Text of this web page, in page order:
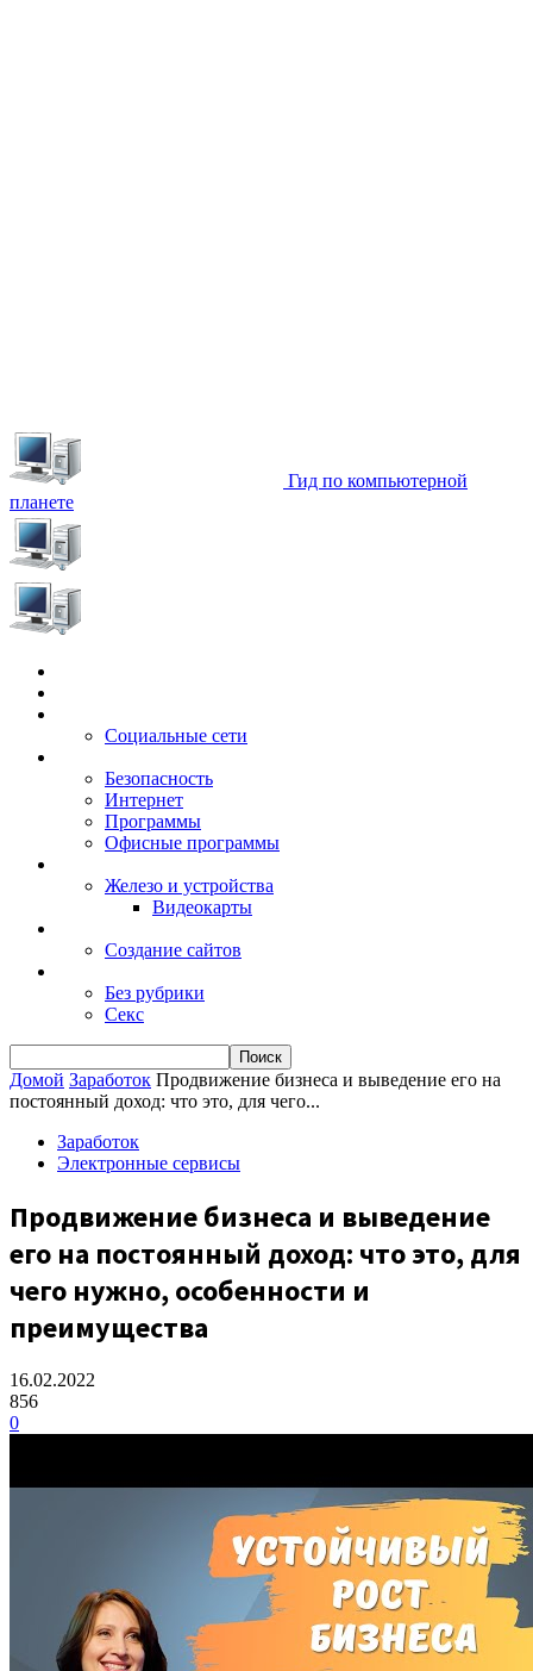
Гид по компьютерной
планете
Социальные сети
Безопасность
Интернет
Программы
Офисные программы
Железо и устройства
Видеокарты
Создание сайтов
Без рубрики
Секс
Домой Заработок Продвижение бизнеса и выведение его на
постоянный доход: что это, для чего...
Заработок
Электронные сервисы
Продвижение бизнеса и выведение
его на постоянный доход: что это, для
чего нужно, особенности и
преимущества
16.02.2022
856
0